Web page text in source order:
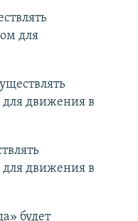
для
движения в
движения в
будет